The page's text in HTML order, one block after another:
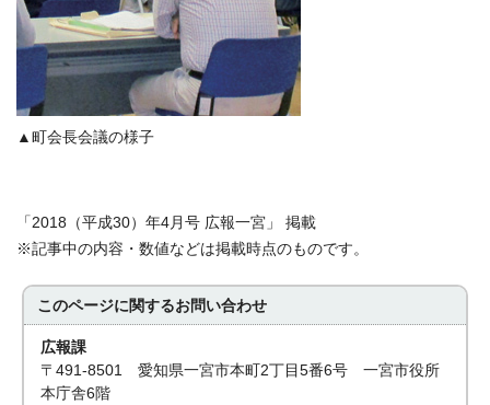
▲町会長会議の様子
「2018（平成30）年4月号 広報一宮」 掲載
※記事中の内容・数値などは掲載時点のものです。
このページに関するお問い合わせ
広報課
〒491-8501 愛知県一宮市本町2丁目5番6号 一宮市役所
本庁舎6階